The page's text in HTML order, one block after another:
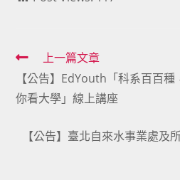
Read
more
articles
上一篇文章
【公告】EdYouth「科系百百
你看大學」線上講座
【公告】臺北自來水事業處及